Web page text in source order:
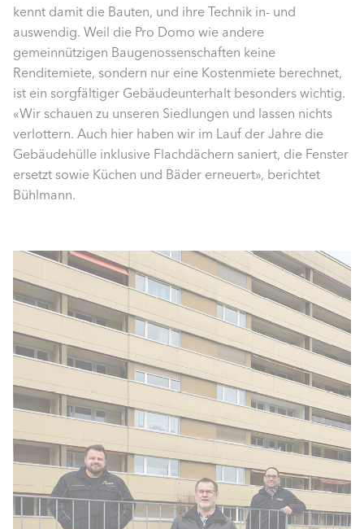
kennt damit die Bauten, und ihre Technik in- und
auswendig. Weil die Pro Domo wie andere
gemeinnützigen Baugenossenschaften keine
Renditemiete, sondern nur eine Kostenmiete berechnet,
ist ein sorgfältiger Gebäudeunterhalt besonders wichtig.
«Wir schauen zu unseren Siedlungen und lassen nichts
verlottern. Auch hier haben wir im Lauf der Jahre die
Gebäudehülle inklusive Flachdächern saniert, die Fenster
ersetzt sowie Küchen und Bäder erneuert», berichtet
Bühlmann.